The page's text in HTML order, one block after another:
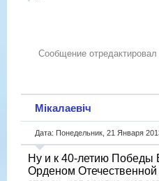
Сообщение отредактировал
Мікалаевіч
Дата: Понедельник, 21 Января
Ну и к 40-летию Победы
Орденом